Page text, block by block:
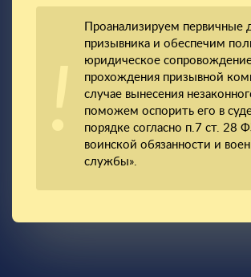
Проанализируем первичные
призывника и обеспечим
юридическое
прохождения призывной
случае вынесения
поможем оспорить его в
порядке согласно п.7 ст. 28
воинской обязанности и
службы».